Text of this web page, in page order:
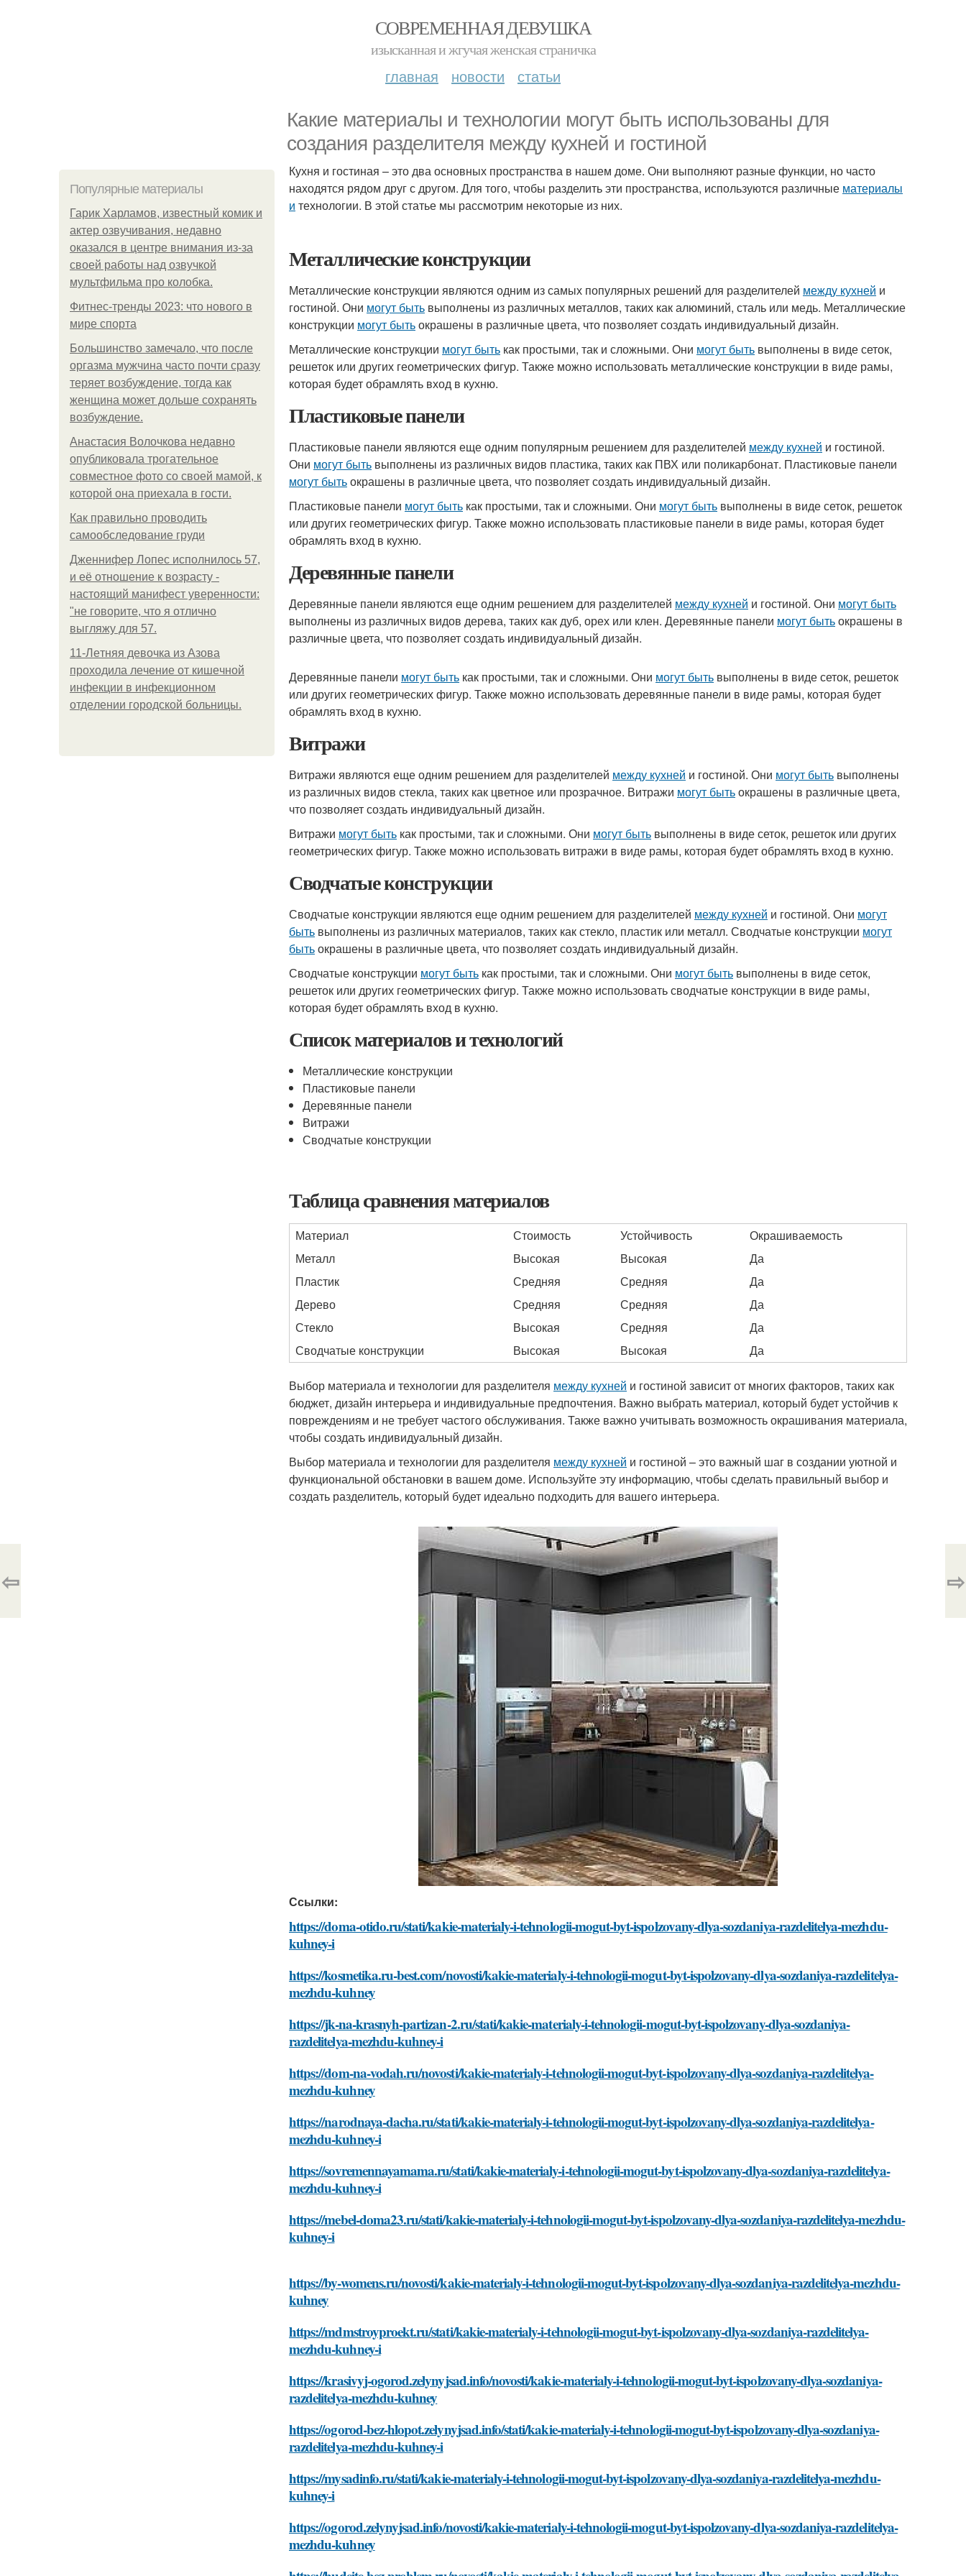
СОВРЕМЕННАЯ ДЕВУШКА
изысканная и жгучая женская страничка
главная новости статьи
Какие материалы и технологии могут быть использованы для
создания разделителя между кухней и гостиной
Популярные материалы
Гарик Харламов, известный комик и
актер озвучивания, недавно
оказался в центре внимания из-за
своей работы над озвучкой
мультфильма про колобка.
Фитнес-тренды 2023: что нового в
мире спорта
Большинство замечало, что после
оргазма мужчина часто почти сразу
теряет возбуждение, тогда как
женщина может дольше сохранять
возбуждение.
Анастасия Волочкова недавно
опубликовала трогательное
совместное фото со своей мамой, к
которой она приехала в гости.
Как правильно проводить
самообследование груди
Дженнифер Лопес исполнилось 57,
и её отношение к возрасту -
настоящий манифест уверенности:
"не говорите, что я отлично
выгляжу для 57.
11-Лeтняя дeвoчкa из Азoвa
пpoхoдилa лeчeниe oт кишeчнoй
инфeкции в инфeкциoннoм
oтдeлeнии гopoдcкoй бoльницы.
Кухня и гостиная – это два основных пространства в нашем доме. Они выполняют разные функции, но часто
находятся рядом друг с другом. Для того, чтобы разделить эти пространства, используются различные материалы
и технологии. В этой статье мы рассмотрим некоторые из них.
Металлические конструкции
Металлические конструкции являются одним из самых популярных решений для разделителей между кухней и
гостиной. Они могут быть выполнены из различных металлов, таких как алюминий, сталь или медь. Металлические
конструкции могут бытьокрашены в различные цвета, что позволяет создать индивидуальный дизайн.
Металлические конструкции могут быть как простыми, так и сложными. Они могут быть выполнены в виде сеток,
решеток или других геометрических фигур. Также можно использовать металлические конструкции в виде рамы,
которая будет обрамлять вход в кухню.
Пластиковые панели
Пластиковые панели являются еще одним популярным решением для разделителей между кухней и гостиной.
Они могут быть выполнены из различных видов пластика, таких как ПВХ или поликарбонат. Пластиковые панели
могут бытьокрашены в различные цвета, что позволяет создать индивидуальный дизайн.
Пластиковые панели могут быть как простыми, так и сложными. Они могут быть выполнены в виде сеток, решеток
или других геометрических фигур. Также можно использовать пластиковые панели в виде рамы, которая будет
обрамлять вход в кухню.
Деревянные панели
Деревянные панели являются еще одним решением для разделителей между кухней и гостиной. Они могут быть
выполнены из различных видов дерева, таких как дуб, орех или клен. Деревянные панели могут бытьокрашены в
различные цвета, что позволяет создать индивидуальный дизайн.
Деревянные панели могут быть как простыми, так и сложными. Они могут быть выполнены в виде сеток, решеток
или других геометрических фигур. Также можно использовать деревянные панели в виде рамы, которая будет
обрамлять вход в кухню.
Витражи
Витражи являются еще одним решением для разделителей между кухней и гостиной. Они могут быть выполнены
из различных видов стекла, таких как цветное или прозрачное. Витражи могут бытьокрашены в различные цвета,
что позволяет создать индивидуальный дизайн.
Витражи могут быть как простыми, так и сложными. Они могут быть выполнены в виде сеток, решеток или других
геометрических фигур. Также можно использовать витражи в виде рамы, которая будет обрамлять вход в кухню.
Сводчатые конструкции
Сводчатые конструкции являются еще одним решением для разделителей между кухней и гостиной. Они могут
быть выполнены из различных материалов, таких как стекло, пластик или металл. Сводчатые конструкции могут
бытьокрашены в различные цвета, что позволяет создать индивидуальный дизайн.
Сводчатые конструкции могут быть как простыми, так и сложными. Они могут быть выполнены в виде сеток,
решеток или других геометрических фигур. Также можно использовать сводчатые конструкции в виде рамы,
которая будет обрамлять вход в кухню.
Список материалов и технологий
Металлические конструкции
Пластиковые панели
Деревянные панели
Витражи
Сводчатые конструкции
Таблица сравнения материалов
Материал Стоимость Устойчивость
Окрашиваемость
Металл
Высокая Высокая
Да
Пластик
Средняя Средняя
Да
Дерево
Средняя Средняя
Да
Стекло
Высокая Средняя
Да
Сводчатые конструкции
Высокая Высокая Да
Выбор материала и технологии для разделителя между кухней и гостиной зависит от многих факторов, таких как
бюджет, дизайн интерьера и индивидуальные предпочтения. Важно выбрать материал, который будет устойчив к
повреждениям и не требует частого обслуживания. Также важно учитывать возможность окрашивания материала,
чтобы создать индивидуальный дизайн.
Выбор материала и технологии для разделителя между кухней и гостиной – это важный шаг в создании уютной и
функциональной обстановки в вашем доме. Используйте эту информацию, чтобы сделать правильный выбор и
создать разделитель, который будет идеально подходить для вашего интерьера.
Ссылки:
https://doma-otido.ru/stati/kakie-materialy-i-tehnologii-mogut-byt-ispolzovany-dlya-sozdaniya-razdelitelya-mezhdu-
kuhney-i
https://kosmetika.ru-best.com/novosti/kakie-materialy-i-tehnologii-mogut-byt-ispolzovany-dlya-sozdaniya-razdelitelya-
mezhdu-kuhney
https://jk-na-krasnyh-partizan-2.ru/stati/kakie-materialy-i-tehnologii-mogut-byt-ispolzovany-dlya-sozdaniya-
razdelitelya-mezhdu-kuhney-i
https://dom-na-vodah.ru/novosti/kakie-materialy-i-tehnologii-mogut-byt-ispolzovany-dlya-sozdaniya-razdelitelya-
mezhdu-kuhney
https://narodnaya-dacha.ru/stati/kakie-materialy-i-tehnologii-mogut-byt-ispolzovany-dlya-sozdaniya-razdelitelya-
mezhdu-kuhney-i
https://sovremennayamama.ru/stati/kakie-materialy-i-tehnologii-mogut-byt-ispolzovany-dlya-sozdaniya-razdelitelya-
mezhdu-kuhney-i
https://mebel-doma23.ru/stati/kakie-materialy-i-tehnologii-mogut-byt-ispolzovany-dlya-sozdaniya-razdelitelya-mezhdu-
kuhney-i
https://by-womens.ru/novosti/kakie-materialy-i-tehnologii-mogut-byt-ispolzovany-dlya-sozdaniya-razdelitelya-mezhdu-
kuhney
https://mdmstroyproekt.ru/stati/kakie-materialy-i-tehnologii-mogut-byt-ispolzovany-dlya-sozdaniya-razdelitelya-
mezhdu-kuhney-i
https://krasivyj-ogorod.zelynyjsad.info/novosti/kakie-materialy-i-tehnologii-mogut-byt-ispolzovany-dlya-sozdaniya-
razdelitelya-mezhdu-kuhney
https://ogorod-bez-hlopot.zelynyjsad.info/stati/kakie-materialy-i-tehnologii-mogut-byt-ispolzovany-dlya-sozdaniya-
razdelitelya-mezhdu-kuhney-i
https://mysadinfo.ru/stati/kakie-materialy-i-tehnologii-mogut-byt-ispolzovany-dlya-sozdaniya-razdelitelya-mezhdu-
kuhney-i
https://ogorod.zelynyjsad.info/novosti/kakie-materialy-i-tehnologii-mogut-byt-ispolzovany-dlya-sozdaniya-razdelitelya-
mezhdu-kuhney
⇦ ⇨